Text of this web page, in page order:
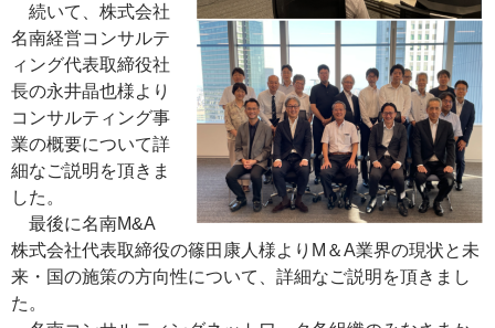
続いて、株式会社
名南経営コンサルテ
ィング代表取締役社
長の永井晶也様より
コンサルティング事
業の概要について詳
細なご説明を頂きま
した。
最後に名南M&A
株式会社代表取締役の篠田康人様よりM＆A業界の現状と未
来・国の施策の方向性について、詳細なご説明を頂きまし
た。